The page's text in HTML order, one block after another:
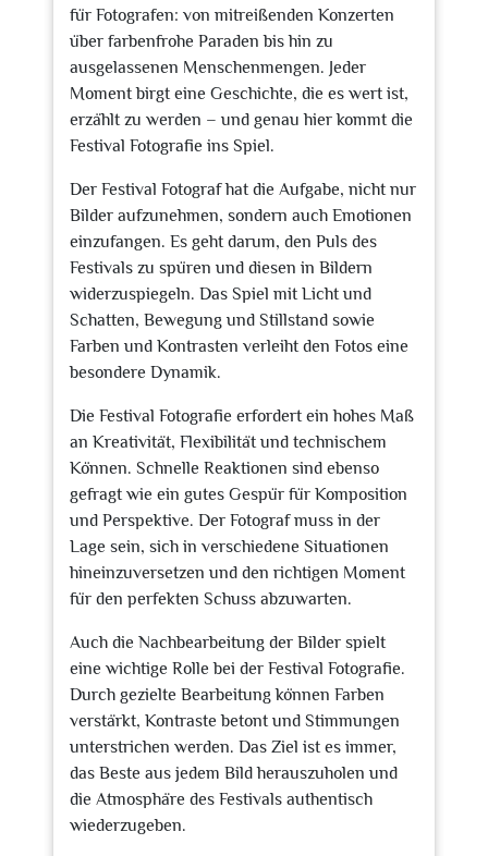
für Fotografen: von mitreißenden Konzerten
über farbenfrohe Paraden bis hin zu
ausgelassenen Menschenmengen. Jeder
Moment birgt eine Geschichte, die es wert ist,
erzählt zu werden – und genau hier kommt die
Festival Fotografie ins Spiel.
Der Festival Fotograf hat die Aufgabe, nicht nur
Bilder aufzunehmen, sondern auch Emotionen
einzufangen. Es geht darum, den Puls des
Festivals zu spüren und diesen in Bildern
widerzuspiegeln. Das Spiel mit Licht und
Schatten, Bewegung und Stillstand sowie
Farben und Kontrasten verleiht den Fotos eine
besondere Dynamik.
Die Festival Fotografie erfordert ein hohes Maß
an Kreativität, Flexibilität und technischem
Können. Schnelle Reaktionen sind ebenso
gefragt wie ein gutes Gespür für Komposition
und Perspektive. Der Fotograf muss in der
Lage sein, sich in verschiedene Situationen
hineinzuversetzen und den richtigen Moment
für den perfekten Schuss abzuwarten.
Auch die Nachbearbeitung der Bilder spielt
eine wichtige Rolle bei der Festival Fotografie.
Durch gezielte Bearbeitung können Farben
verstärkt, Kontraste betont und Stimmungen
unterstrichen werden. Das Ziel ist es immer,
das Beste aus jedem Bild herauszuholen und
die Atmosphäre des Festivals authentisch
wiederzugeben.